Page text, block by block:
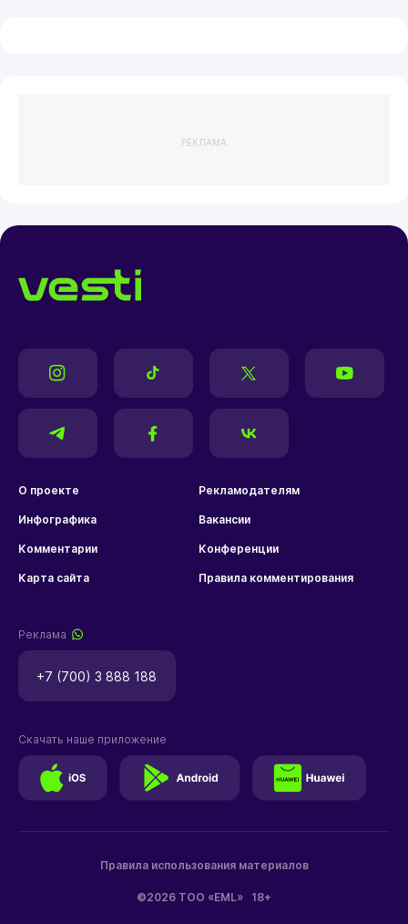
РЕКЛАМА
О проекте Рекламодателям
Инфографика Вакансии
Комментарии Конференции
Карта сайта Правила комментирования
Реклама
+7 (700) 3 888 188
©2026 ТОО «EML» 18+
Правила использования материалов
Скачать наше приложение